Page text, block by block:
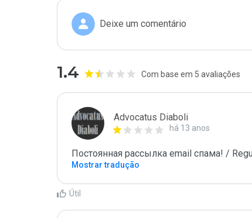
Deixe um comentário
1.4 Com base em 5 avaliações
Advocatus Diaboli
há 13 anos
Постоянная рассылка email спама! /
Mostrar tradução
Útil